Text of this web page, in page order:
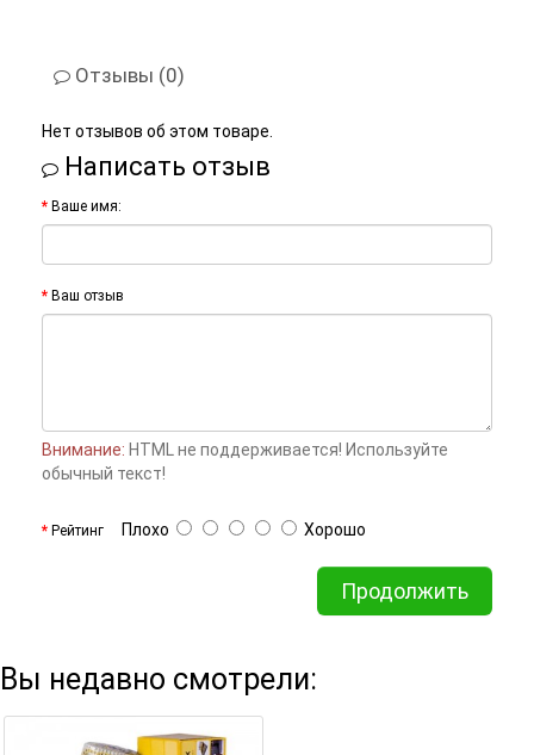
Отзывы (0)
Нет отзывов об этом товаре.
Написать отзыв
Ваше имя:
Ваш отзыв
Внимание: HTML не поддерживается! Используйте
обычный текст!
Рейтинг Плохо Хорошо
Продолжить
Вы недавно смотрели: